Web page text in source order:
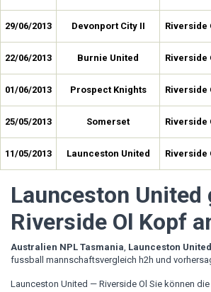
29/06/2013 Devonport City II Riverside
22/06/2013 Burnie United Riverside
01/06/2013 Prospect Knights Riverside
25/05/2013 Somerset Riverside
11/05/2013 Launceston United Riverside
Launceston United
Riverside Ol Kopf
Australien NPL Tasmania, Launceston United
fussball mannschaftsvergleich h2h und
Launceston United — Riverside Ol Sie können